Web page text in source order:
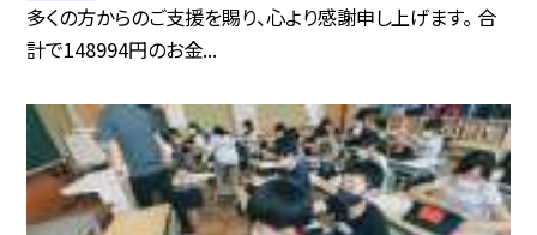
多くの方からのご支援を賜り、心より感謝申し上げます。 合
計で148994円のお金...